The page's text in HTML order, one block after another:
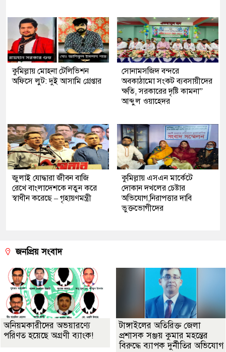
কুমিল্লায় মোহনা টেলিভিশন
অফিসে লুট: দুই আসামি গ্রেপ্তার
সোনামসজিদ বন্দরে
অবকাঠামো সংকট ব্যবসায়ীদের
ক্ষতি, সরকারের দৃষ্টি কামনা”
আব্দুল ওয়াহেদর
জুলাই যোদ্ধারা জীবন বাজি
রেখে বাংলাদেশকে নতুন করে
স্বাধীন করেছে – গৃহায়ণমন্ত্রী
কুমিল্লায় এসএন মার্কেটে
দোকান দখলের চেষ্টার
অভিযোগ,নিরাপত্তার দাবি
ভুক্তভোগীদের
জনপ্রিয় সংবাদ
অনিয়মকারীদের অভয়ারণ্যে
পরিণত হয়েছে অগ্রণী ব্যাংক!
টাঙ্গাইলের অতিরিক্ত জেলা
প্রশাসক সঞ্জয় কুমার মহন্তের
বিরুদ্ধে ব্যাপক দুর্নীতির অভিযোগ